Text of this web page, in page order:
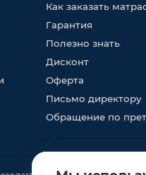
Как заказать
Гарантия
Полезно знать
Дисконт
Оферта
Письмо директору
Обращение по